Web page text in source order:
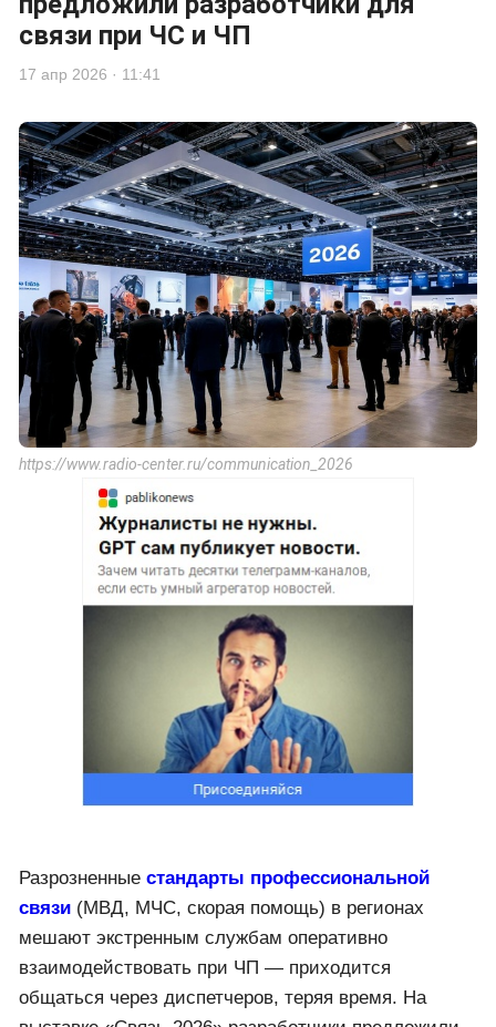
связи при ЧС и ЧП
17 апр 2026 · 11:41
https://www.radio-center.ru/communication_2026
Разрозненные стандарты профессиональной
связи (МВД, МЧС, скорая помощь) в регионах
мешают экстренным службам оперативно
взаимодействовать при ЧП — приходится
общаться через диспетчеров, теряя время. На